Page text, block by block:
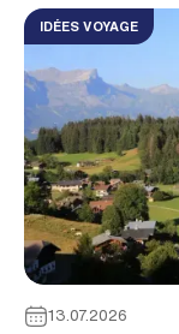
IDÉES VOYAGE
13.07.2026